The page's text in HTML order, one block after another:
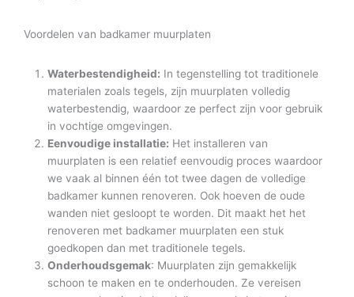
Voordelen van badkamer muurplaten
Waterbestendigheid: In tegenstelling tot traditionele
materialen zoals tegels, zijn muurplaten volledig
waterbestendig, waardoor ze perfect zijn voor gebruik
in vochtige omgevingen.
Eenvoudige installatie: Het installeren van
muurplaten is een relatief eenvoudig proces waardoor
we vaak al binnen één tot twee dagen de volledige
badkamer kunnen renoveren. Ook hoeven de oude
wanden niet gesloopt te worden. Dit maakt het het
renoveren met badkamer muurplaten een stuk
goedkopen dan met traditionele tegels.
Onderhoudsgemak: Muurplaten zijn gemakkelijk
schoon te maken en te onderhouden. Ze vereisen